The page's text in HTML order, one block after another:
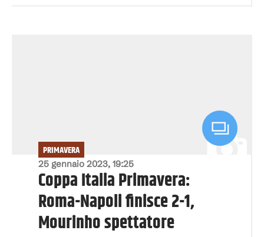
25 gennaio 2023, 19:25
PRIMAVERA
Coppa Italia Primavera:
Roma-Napoli finisce 2-1,
Mourinho spettatore